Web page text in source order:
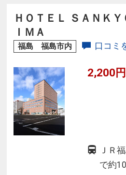
楽都仙台ならではのサロン
よりお迎えいたします。
ＨＯＴＥＬ ＳＡＮＫ
ＩＭＡ
福島 福島市内 口コミ
2,200
ＪＲ
で約10